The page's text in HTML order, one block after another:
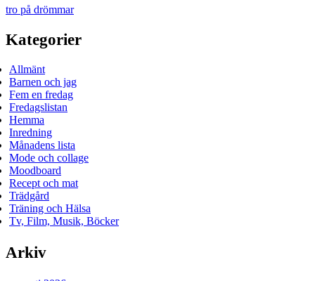
tro på drömmar
Kategorier
Allmänt
Barnen och jag
Fem en fredag
Fredagslistan
Hemma
Inredning
Månadens lista
Mode och collage
Moodboard
Recept och mat
Trädgård
Träning och Hälsa
Tv, Film, Musik, Böcker
Arkiv